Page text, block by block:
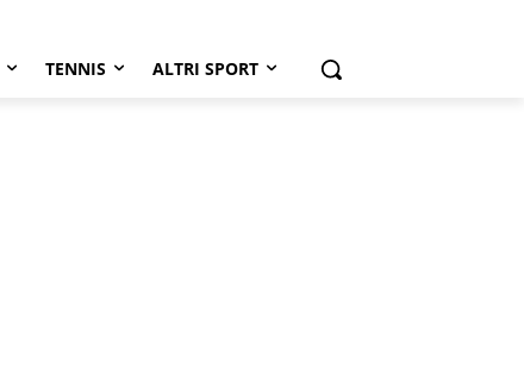
TENNIS ALTRI SPORT